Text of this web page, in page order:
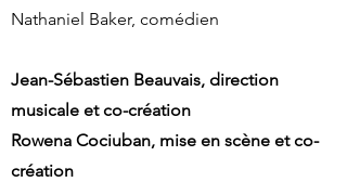
Nathaniel Baker, comédien
Jean-Sébastien Beauvais, direction
musicale et co-création
Rowena Cociuban, mise en scène et co-
création